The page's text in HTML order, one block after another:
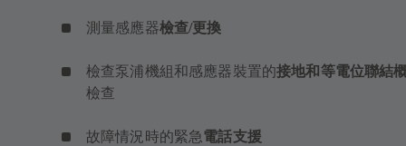
測量感應器檢查/更換
檢查泵浦機組和感應器裝置的接地和等電位聯結
檢查
故障情況時的緊急電話支援